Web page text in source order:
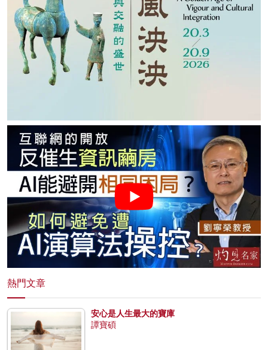
熱門文章
安心是人生最大的寶庫
譚寶碩